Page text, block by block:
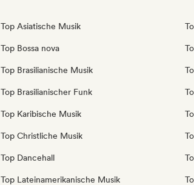
Top Asiatische Musik
Top Bossa nova
Top Brasilianische Musik
Top Brasilianischer Funk
Top Karibische Musik
Top Christliche Musik
Top Dancehall
Top Lateinamerikanische Musik